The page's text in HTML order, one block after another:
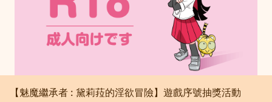
【魅魔繼承者 : 黛莉菈的淫欲冒險】遊戲序號抽獎活動